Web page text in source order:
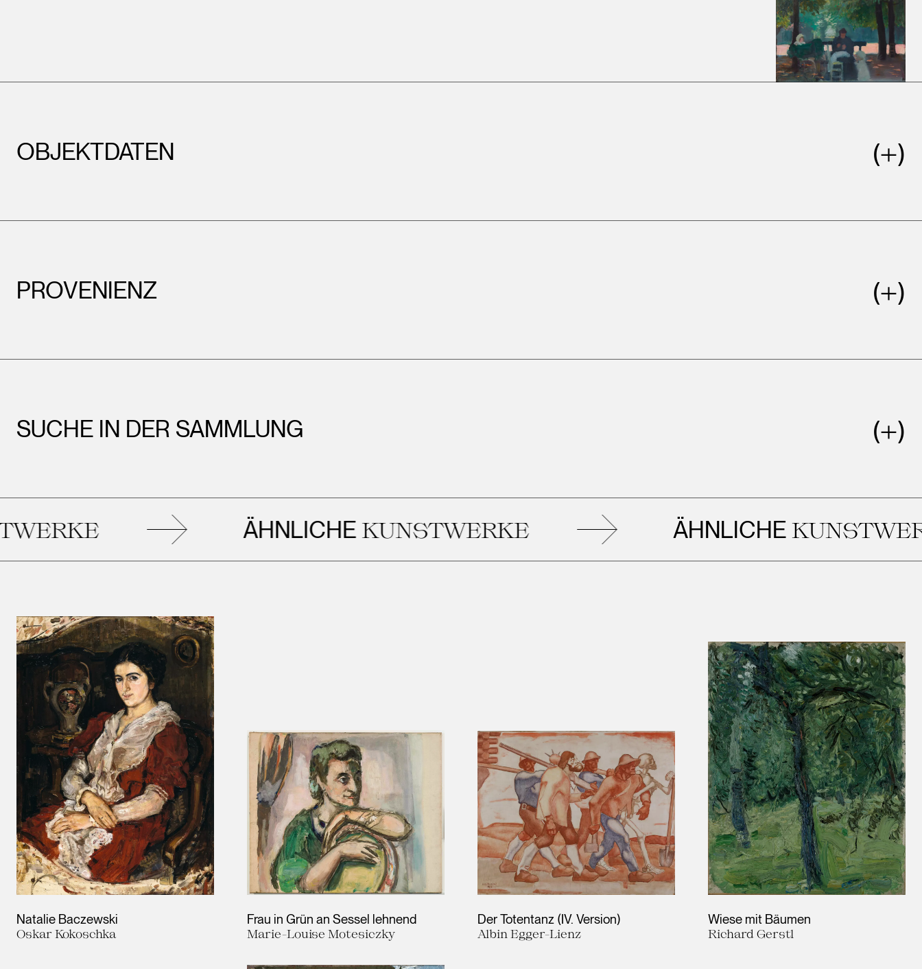
OBJEKTDATEN
PROVENIENZ
SUCHE IN DER SAMMLUNG
ÄHNLICHEKUNSTWERKE ÄHNLICHEKUNSTWERKE
Natalie Baczewski
Oskar Kokoschka
Frau in Grün an Sessel lehnend
Marie-Louise Motesiczky
Der Totentanz (IV. Version)
Albin Egger-Lienz
Wiese mit Bäumen
Richard Gerstl